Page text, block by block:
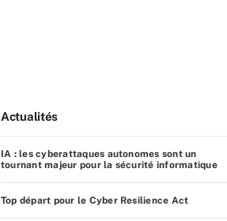
Actualités
IA : les cyberattaques autonomes sont un
tournant majeur pour la sécurité informatique
Top départ pour le Cyber Resilience Act